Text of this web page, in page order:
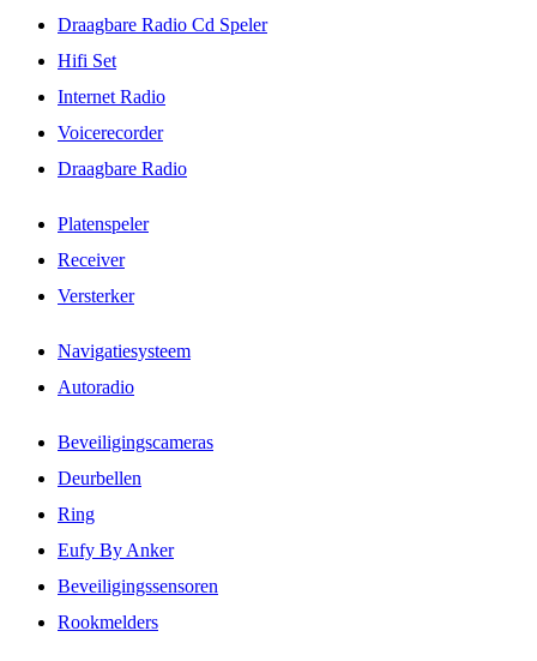
Draagbare Radio Cd Speler
Hifi Set
Internet Radio
Voicerecorder
Draagbare Radio
Platenspeler
Receiver
Versterker
Navigatiesysteem
Autoradio
Beveiligingscameras
Deurbellen
Ring
Eufy By Anker
Beveiligingssensoren
Rookmelders